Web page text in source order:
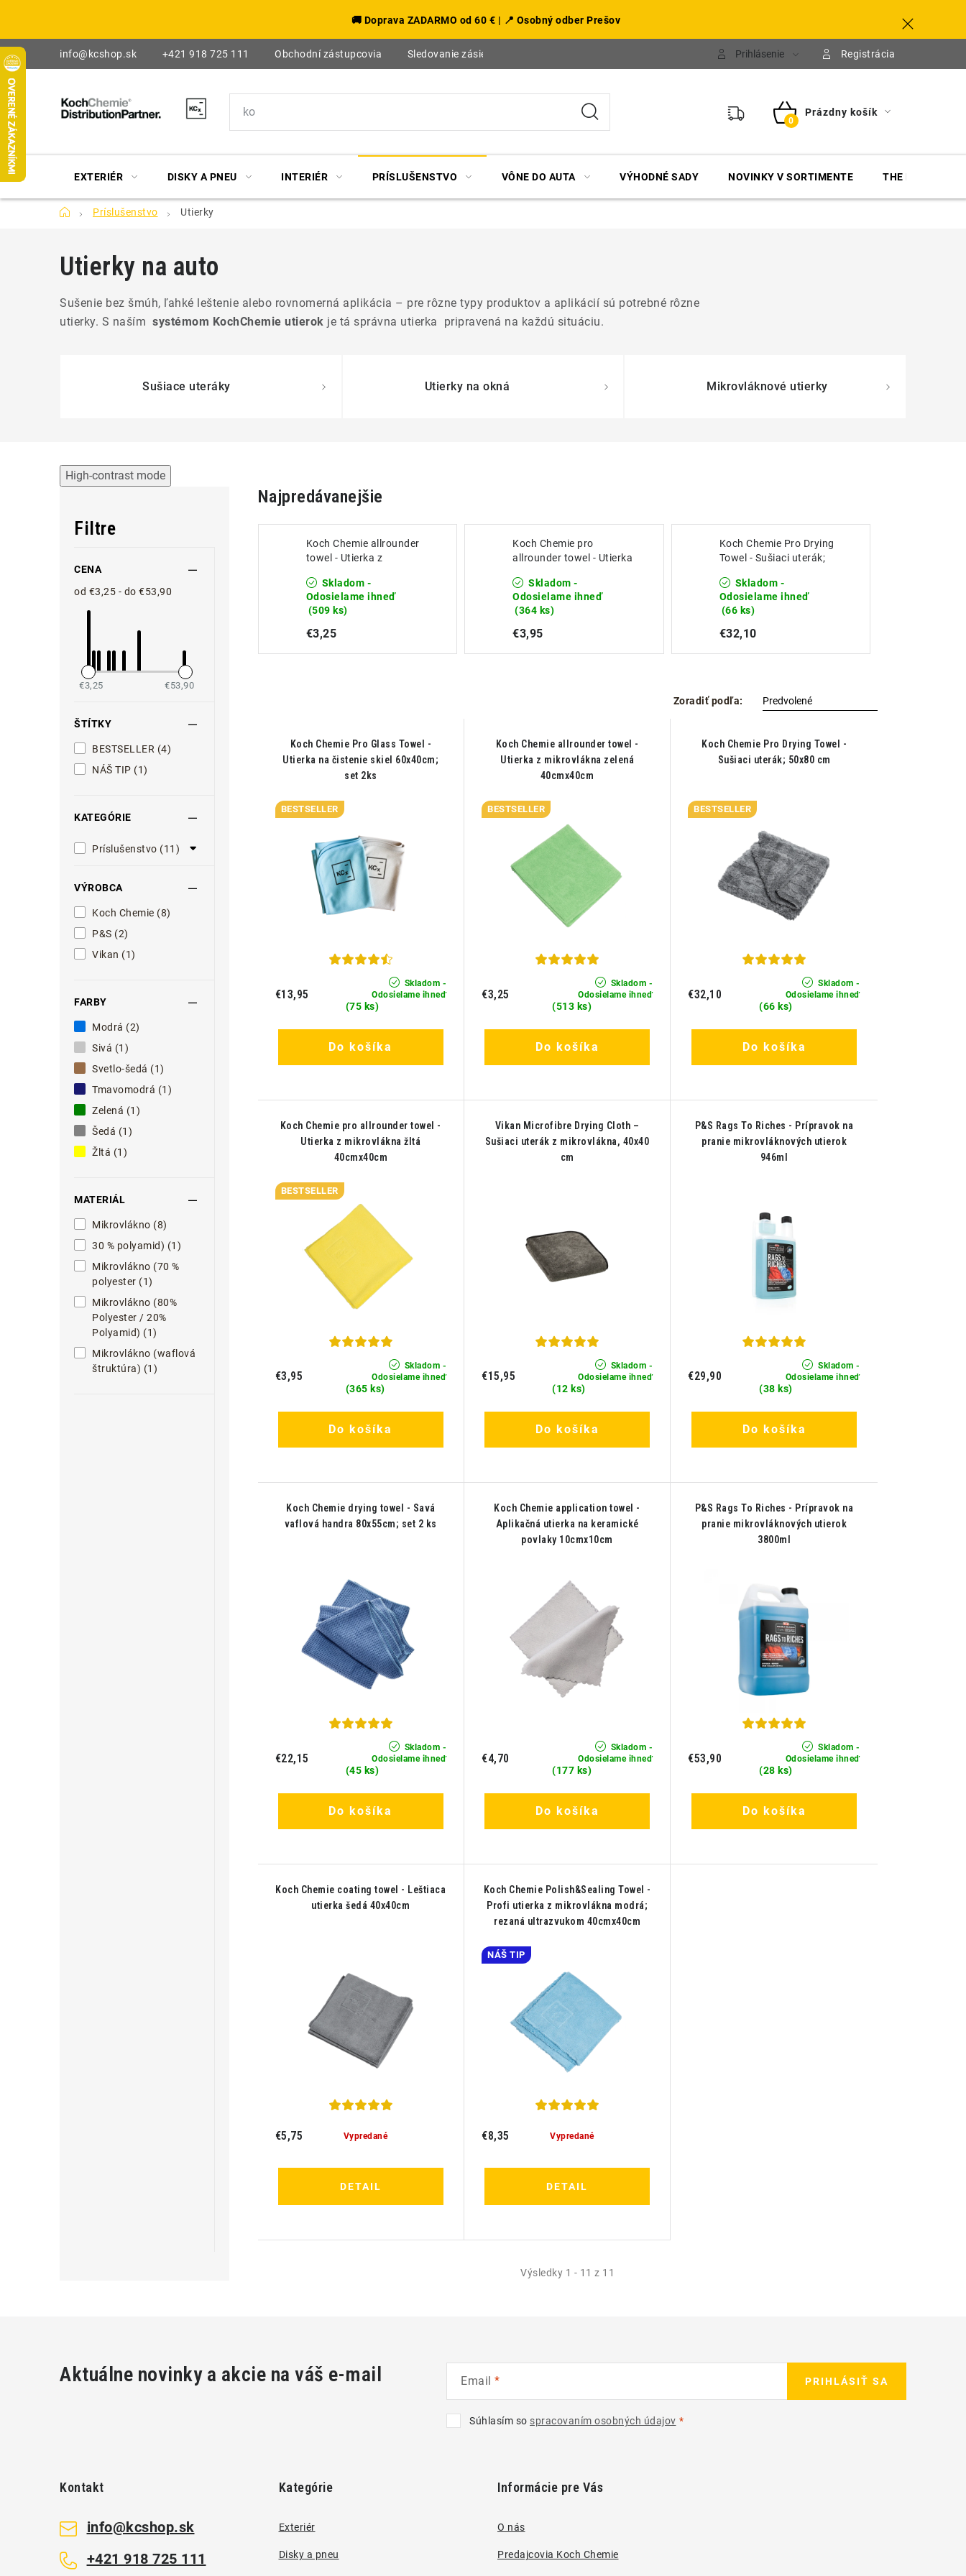
obsah
🚚 Doprava ZADARMO od 60 € | 📍 Osobný odber Prešov
info@kcshop.sk +421 918 725 111 Obchodní zástupcovia Sledovanie zásielky Prihlásenie Registrácia
NÁKUPNÝ
Prázdny košík
EXTERIÉR DISKY A PNEU INTERIÉR PRÍSLUŠENSTVO VÔNE DO AUTA VÝHODNÉ SADY NOVINKY V SORTIMENTE THE FINISHER
DomovPríslušenstvo Utierky
Utierky na auto
Sušenie bez šmúh, ľahké leštenie alebo rovnomerná aplikácia – pre rôzne typy produktov a aplikácií sú potrebné rôzne
utierky. S naším systémom KochChemie utierok je tá správna utierka pripravená na každú situáciu.
Sušiace uteráky Utierky na okná Mikrovláknové utierky
High-contrast mode
Filtre
CENA
od €3,25 - do €53,90
€3,25 €53,90
ŠTÍTKY
BESTSELLER (4)
NÁŠ TIP (1)
KATEGÓRIE
Príslušenstvo (11)
VÝROBCA
Koch Chemie (8)
P&S (2)
Vikan (1)
FARBY
Modrá (2)
Sivá (1)
Svetlo-šedá (1)
Tmavomodrá (1)
Zelená (1)
Šedá (1)
Žltá (1)
MATERIÁL
Mikrovlákno (8)
30 % polyamid) (1)
Mikrovlákno (70 %
polyester (1)
Mikrovlákno (80%
Polyester / 20%
Polyamid) (1)
Mikrovlákno (waflová
štruktúra) (1)
Najpredávanejšie
Koch Chemie allrounder
towel - Utierka z
40cmx40cm
Skladom -
Odosielame ihneď
(509 ks)
€3,25
Koch Chemie pro
allrounder towel - Utierka
40cmx40cm
Skladom -
Odosielame ihneď
(364 ks)
€3,95
Koch Chemie Pro Drying
Towel - Sušiaci uterák;
Skladom -
Odosielame ihneď
(66 ks)
€32,10
Zoradiť podľa:
Koch Chemie Pro Glass Towel -
Utierka na čistenie skiel 60x40cm;
set 2ks
BESTSELLER
Skladom -
Odosielame ihneď
(75 ks)
€13,95
Do košíka
Koch Chemie allrounder towel -
Utierka z mikrovlákna zelená
40cmx40cm
BESTSELLER
Skladom -
Odosielame ihneď
(513 ks)
€3,25
Do košíka
Koch Chemie Pro Drying Towel -
Sušiaci uterák; 50x80 cm
BESTSELLER
Skladom -
Odosielame ihneď
(66 ks)
€32,10
Do košíka
Koch Chemie pro allrounder towel -
Utierka z mikrovlákna žltá
40cmx40cm
BESTSELLER
Skladom -
Odosielame ihneď
(365 ks)
€3,95
Do košíka
Vikan Microfibre Drying Cloth –
Sušiaci uterák z mikrovlákna, 40x40
cm
Skladom -
Odosielame ihneď
(12 ks)
€15,95
Do košíka
P&S Rags To Riches - Prípravok na
pranie mikrovláknových utierok
946ml
Skladom -
Odosielame ihneď
(38 ks)
€29,90
Do košíka
Koch Chemie drying towel - Savá
vaflová handra 80x55cm; set 2 ks
Skladom -
Odosielame ihneď
(45 ks)
€22,15
Do košíka
Koch Chemie application towel -
Aplikačná utierka na keramické
povlaky 10cmx10cm
Skladom -
Odosielame ihneď
(177 ks)
€4,70
Do košíka
P&S Rags To Riches - Prípravok na
pranie mikrovláknových utierok
3800ml
Skladom -
Odosielame ihneď
(28 ks)
€53,90
Do košíka
Koch Chemie coating towel - Leštiaca
utierka šedá 40x40cm
Vypredané
€5,75
DETAIL
Koch Chemie Polish&Sealing Towel -
Profi utierka z mikrovlákna modrá;
rezaná ultrazvukom 40cmx40cm
NÁŠ TIP
Vypredané
€8,35
DETAIL
Výsledky 1 - 11 z 11
Aktuálne novinky a akcie na váš e-mail Email
Súhlasím so spracovaním osobných údajov
PRIHLÁSIŤ SA
Kontakt
info@kcshop.sk
+421 918 725 111
Kategórie
Exteriér
Disky a pneu
Informácie pre Vás
O nás
Predajcovia Koch Chemie